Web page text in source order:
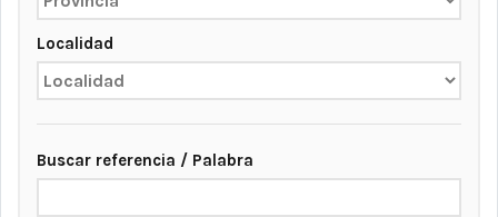
Localidad
Buscar referencia / Palabra